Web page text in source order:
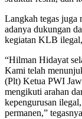
Langkah tegas juga
adanya dukungan
kegiatan KLB
“Hilman Hidayat
Kami telah
(Plt) Ketua PWI
mengikuti arahan
kepengurusan
permanen,”